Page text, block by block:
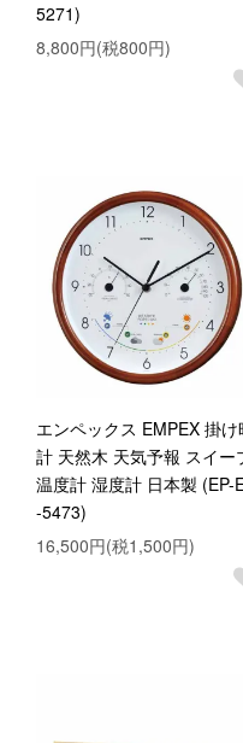
5271)
8,800円(税800円)
エンペックス EMPEX 掛け
計 天然木 天気予報 スイー
温度計 湿度計 日本製 (EP-
-5473)
16,500円(税1,500円)